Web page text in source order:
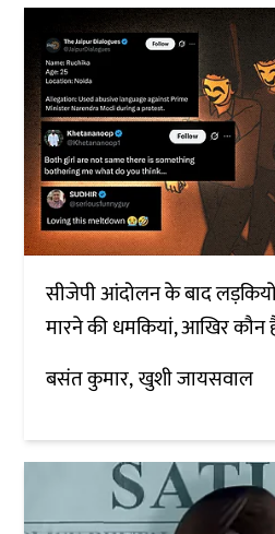
सीजेपी आंदोलन के बाद
मारने की धमकियां, आखिर
बसंत कुमार खुशी जायसवाल